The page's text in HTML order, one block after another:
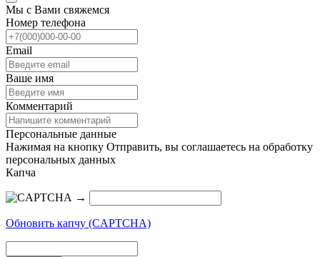
Мы с Вами свяжемся
Номер телефона
Email
Ваше имя
Комментарий
Персональные данные
Нажимая на кнопку Отправить, вы соглашаетесь на обработку
персональных данных
Капча
→
Обновить капчу (CAPTCHA)